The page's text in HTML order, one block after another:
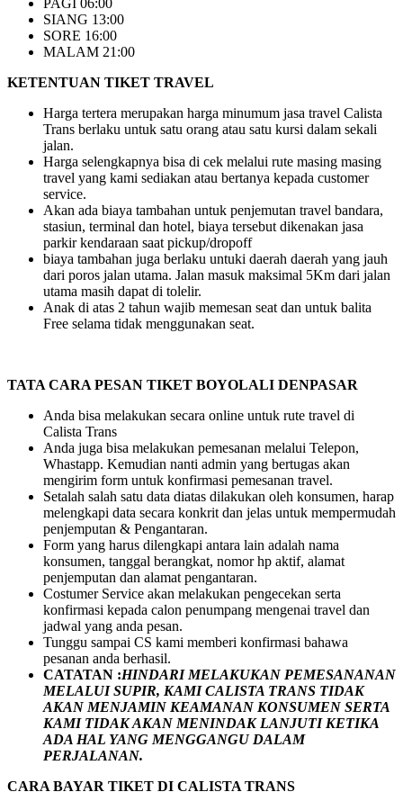
PAGI 06:00
SIANG 13:00
SORE 16:00
MALAM 21:00
KETENTUAN TIKET TRAVEL
Harga tertera merupakan harga minumum jasa travel Calista
Trans berlaku untuk satu orang atau satu kursi dalam sekali
jalan.
Harga selengkapnya bisa di cek melalui rute masing masing
travel yang kami sediakan atau bertanya kepada customer
service.
Akan ada biaya tambahan untuk penjemutan travel bandara,
stasiun, terminal dan hotel, biaya tersebut dikenakan jasa
parkir kendaraan saat pickup/dropoff
biaya tambahan juga berlaku untuki daerah daerah yang jauh
dari poros jalan utama. Jalan masuk maksimal 5Km dari jalan
utama masih dapat di tolelir.
Anak di atas 2 tahun wajib memesan seat dan untuk balita
Free selama tidak menggunakan seat.
TATA CARA PESAN TIKET BOYOLALI DENPASAR
Anda bisa melakukan secara online untuk rute travel di
Calista Trans
Anda juga bisa melakukan pemesanan melalui Telepon,
Whastapp. Kemudian nanti admin yang bertugas akan
mengirim form untuk konfirmasi pemesanan travel.
Setalah salah satu data diatas dilakukan oleh konsumen, harap
melengkapi data secara konkrit dan jelas untuk mempermudah
penjemputan & Pengantaran.
Form yang harus dilengkapi antara lain adalah nama
konsumen, tanggal berangkat, nomor hp aktif, alamat
penjemputan dan alamat pengantaran.
Costumer Service akan melakukan pengecekan serta
konfirmasi kepada calon penumpang mengenai travel dan
jadwal yang anda pesan.
Tunggu sampai CS kami memberi konfirmasi bahawa
pesanan anda berhasil.
CATATAN :HINDARI MELAKUKAN PEMESANANAN
MELALUI SUPIR, KAMICALISTA TRANS TIDAK
AKAN MENJAMIN KEAMANAN KONSUMEN SERTA
KAMI TIDAK AKAN MENINDAK LANJUTI KETIKA
ADA HAL YANG MENGGANGU DALAM
PERJALANAN.
CARA BAYAR TIKET DI CALISTA TRANS